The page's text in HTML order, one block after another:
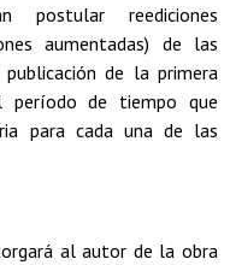
postular reediciones
aumentadas) de las
de la primera
período de tiempo que
para cada una de las
al autor de la obra